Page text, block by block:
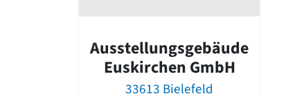
Ausstellungsgebäude
Euskirchen GmbH
33613 Bielefeld